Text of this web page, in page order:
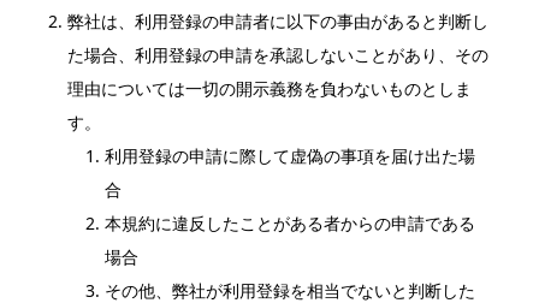
弊社は、利用登録の申請者に以下の事由があると判断し
た場合、利用登録の申請を承認しないことがあり、その
理由については一切の開示義務を負わないものとしま
す。
利用登録の申請に際して虚偽の事項を届け出た場
合
本規約に違反したことがある者からの申請である
場合
その他、弊社が利用登録を相当でないと判断した